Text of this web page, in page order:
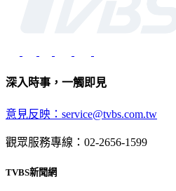
深入時事，一觸即見
意見反映：service@tvbs.com.tw
觀眾服務專線：02-2656-1599
TVBS新聞網